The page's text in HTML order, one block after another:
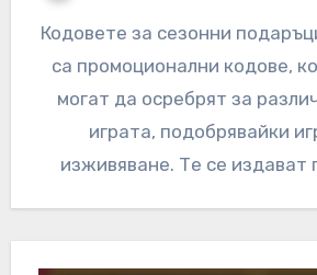
Кодовете за сезонни подаръци в Lords Mobile
са промоционални кодове,
могат да осребрят за
играта, подобрявайки
изживяване. Те се издават